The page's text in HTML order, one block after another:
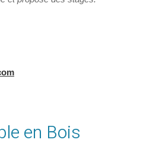
en Bois